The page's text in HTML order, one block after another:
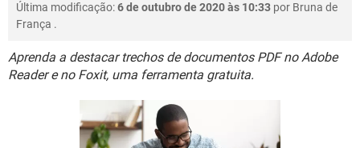
INSTAGRAM GMAIL
OUTLOOK
INSTAGRAM
GUIA DE COMPRAS
JOGOS WHATSAPP
OUTLOOK EXCEL
GUIA DE COMPRAS
GLOSSÁRIO
WHATSAPP
CELULAR FACEBOOK
GMAIL
Última modificação:6 de outubro de 2020 às 10:33 por Bruna de
França .
Aprenda a destacar trechos de documentos PDF no Adobe
Reader e no Foxit, uma ferramenta gratuita.